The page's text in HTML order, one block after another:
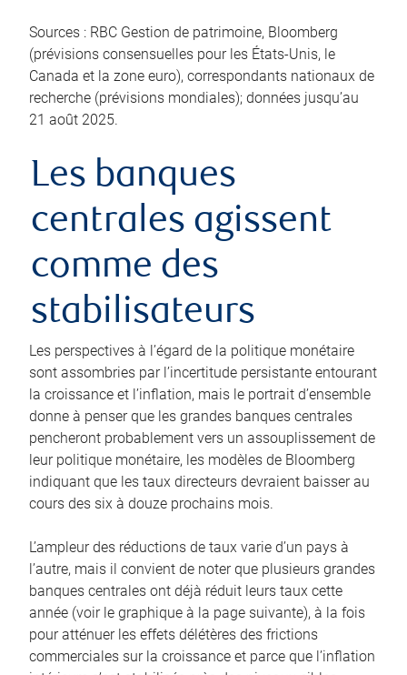
Sources : RBC Gestion de patrimoine, Bloomberg
(prévisions consensuelles pour les États-Unis, le
Canada et la zone euro), correspondants nationaux de
recherche (prévisions mondiales); données jusqu’au
21 août 2025.
Les banques
centrales agissent
comme des
stabilisateurs
Les perspectives à l’égard de la politique monétaire
sont assombries par l’incertitude persistante entourant
la croissance et l’inflation, mais le portrait d’ensemble
donne à penser que les grandes banques centrales
pencheront probablement vers un assouplissement de
leur politique monétaire, les modèles de Bloomberg
indiquant que les taux directeurs devraient baisser au
cours des six à douze prochains mois.
L’ampleur des réductions de taux varie d’un pays à
l’autre, mais il convient de noter que plusieurs grandes
banques centrales ont déjà réduit leurs taux cette
année (voir le graphique à la page suivante), à la fois
pour atténuer les effets délétères des frictions
commerciales sur la croissance et parce que l’inflation